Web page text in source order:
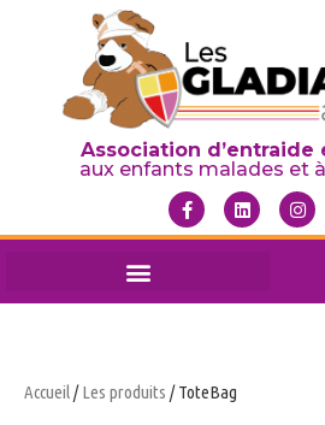
Association d’entraide
aux enfants malades et
Accueil/Les produits / ToteBag